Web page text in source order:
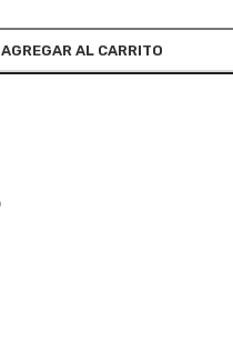
AGREGAR AL CARRITO